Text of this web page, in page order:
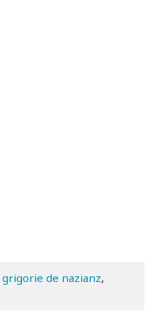
grigorie de nazianz,